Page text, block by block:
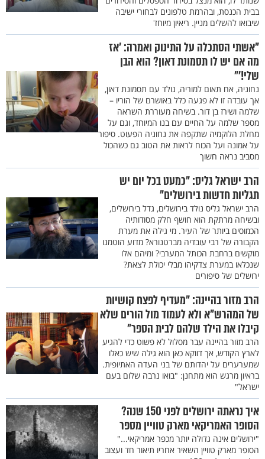
בבית הכנסת, ובהרמת טלפונים לבחורי ישיבה
שיבואו להשלים מניין. ריאיון מיוחד
"אשתי הסתכלה על התינוק ואמרה: ’אז
מה אם יש לו תסמונת דאון? הוא הבן
שלי!’"
נחוניה, אח תאום למוריה, נולד עם תסמונת דאון,
אך עובדה זו לא פגעה כלל באושרם של הוריו –
שלמה ושירז בן דור. בשיחה מעוררת השראה
מספר שלמה על החיים עם בנו המיוחד, וגם על
מחלת הלוקמיה שתקפה את נחוניה הפעוט. סיפור
על אמונה ועל הכוח לראות את הטוב גם כשהכול
מסביב נראה חשוך
הרב ישראל גליס: "כמעט בכל יום יש
תגליות חדשות בירושלים"
הרב ישראל גליס נולד בירושלים, גדל בירושלים,
ובשיחה מרתקת הוא חושף חלק מסודותיה
הכמוסים ביותר של העיר. מי גילה את מערת
הקבורה של רבי עובדיה מברטנורא? מדוע הוטמנו
מוקשים ברחבת הכותל המערבי? ומיהם אלו
שנכלאו במערת צדקיהו מבלי יכולת לצאת?
ירושלים של סיפורים
הרב מזור בהיינה: "מעדיף לפצח קושיות
של המהרש"א ולא לעמוד מול הורים שלא
קיבלו את הילד שלהם לבית הספר"
הרב מזור בהיינה עבר מסלול לא פשוט כדי להגיע
לארץ הקודש, אך דווקא כאן הוא גילה שיש כאלו
שמערערים על יהדותם של בני העדה האתיופית.
בראיון מרגש הוא מתחנן: "בואו נרבה שלום בעם
ישראל"
איך נראתה ירושלים לפני 150 שנה?
הסופר האמריקאי מארק טוויין מספר
"ירושלים אינה גדולה יותר מכפר אמריקאי..."
הסופר מארק טוויין השאיר אחריו תיאור חד ועצוב